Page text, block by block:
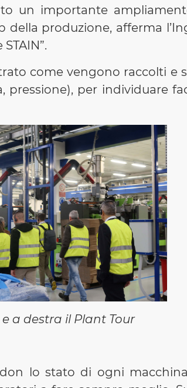
un importante
produzione, afferma
come vengono raccolti e
pressione), per individuare
a destra il Plant Tour
lo stato di ogni